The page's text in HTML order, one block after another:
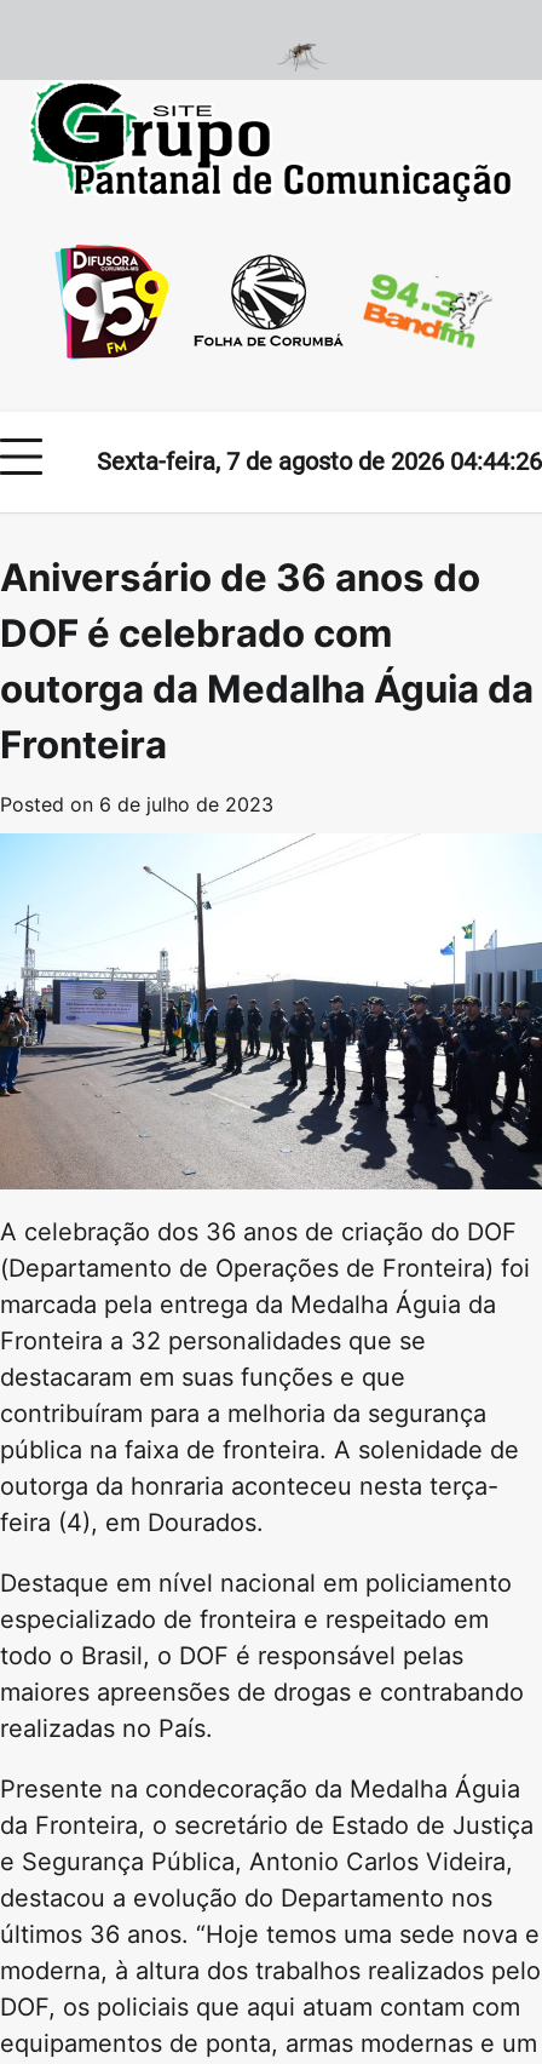
content
Sexta-feira, 7 de agosto de 2026 04:44:26
Aniversário de 36 anos do
DOF é celebrado com
outorga da Medalha Águia da
Fronteira
Posted on 6 de julho de 2023
A celebração dos 36 anos de criação do DOF
(Departamento de Operações de Fronteira) foi
marcada pela entrega da Medalha Águia da
Fronteira a 32 personalidades que se
destacaram em suas funções e que
contribuíram para a melhoria da segurança
pública na faixa de fronteira. A solenidade de
outorga da honraria aconteceu nesta terça-
feira (4), em Dourados.
Destaque em nível nacional em policiamento
especializado de fronteira e respeitado em
todo o Brasil, o DOF é responsável pelas
maiores apreensões de drogas e contrabando
realizadas no País.
Presente na condecoração da Medalha Águia
da Fronteira, o secretário de Estado de Justiça
e Segurança Pública, Antonio Carlos Videira,
destacou a evolução do Departamento nos
últimos 36 anos. “Hoje temos uma sede nova e
moderna, à altura dos trabalhos realizados pelo
DOF, os policiais que aqui atuam contam com
equipamentos de ponta, armas modernas e um